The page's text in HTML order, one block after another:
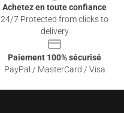
Achetez en toute confiance
24/7 Protected from clicks to
delivery
Paiement 100% sécurisé
PayPal / MasterCard / Visa